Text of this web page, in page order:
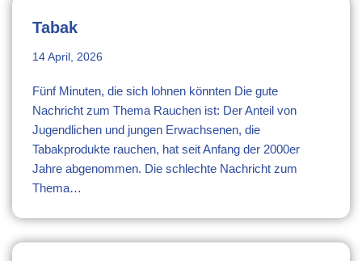
Tabak
14 April, 2026
Fünf Minuten, die sich lohnen könnten Die gute
Nachricht zum Thema Rauchen ist: Der Anteil von
Jugendlichen und jungen Erwachsenen, die
Tabakprodukte rauchen, hat seit Anfang der 2000er
Jahre abgenommen. Die schlechte Nachricht zum
Thema…